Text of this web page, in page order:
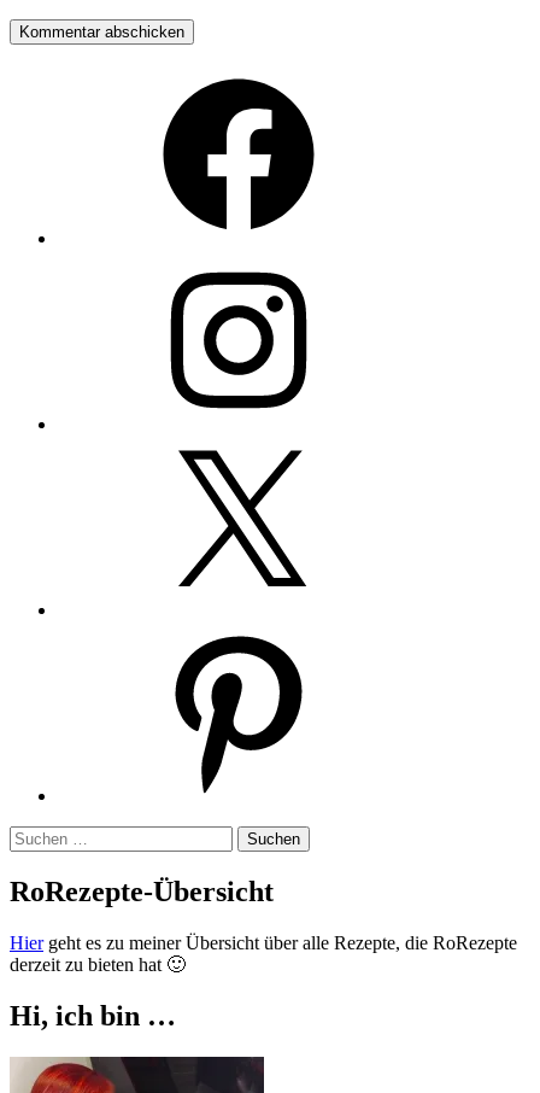
Suchen
nach:
RoRezepte-Übersicht
Hiergeht es zu meiner Übersicht über alle Rezepte, die RoRezepte
derzeit zu bieten hat 🙂
Hi, ich bin …